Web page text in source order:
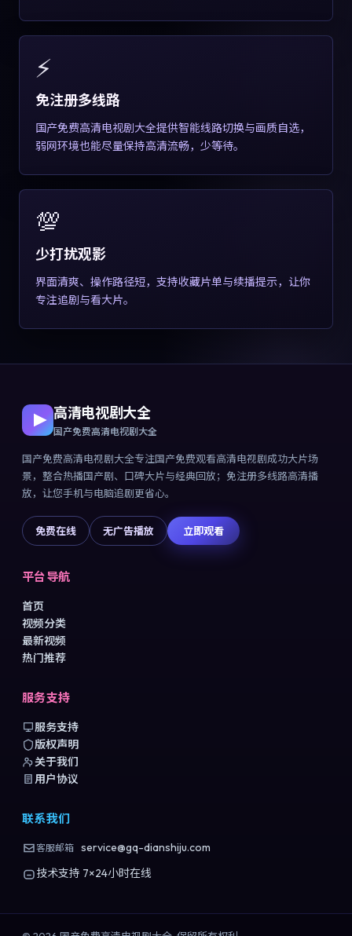
⚡
免注册多线路
国产免费高清电视剧大全提供智能线路切换与画质自选，
弱网环境也能尽量保持高清流畅，少等待。
💯
少打扰观影
界面清爽、操作路径短，支持收藏片单与续播提示，让你
专注追剧与看大片。
高清电视剧大全
国产免费高清电视剧大全
国产免费高清电视剧大全专注国产免费观看高清电视剧成功大片场
景，整合热播国产剧、口碑大片与经典回放；免注册多线路高清播
放，让您手机与电脑追剧更省心。
免费在线 无广告播放 立即观看
平台导航
首页
视频分类
最新视频
热门推荐
服务支持
服务支持
版权声明
关于我们
用户协议
联系我们
客服邮箱 service@gq-dianshiju.com
技术支持 7×24小时在线